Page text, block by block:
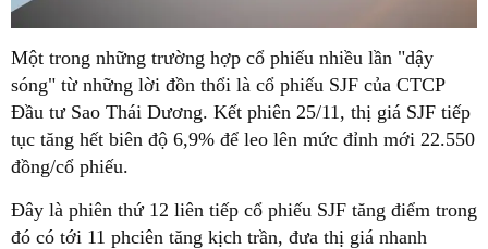
Một trong những trường hợp cổ phiếu nhiều lần "dậy
sóng" từ những lời đồn thổi là cổ phiếu SJF của CTCP
Đầu tư Sao Thái Dương. Kết phiên 25/11, thị giá SJF tiếp
tục tăng hết biên độ 6,9% để leo lên mức đỉnh mới 22.550
đồng/cổ phiếu.
Đây là phiên thứ 12 liên tiếp cổ phiếu SJF tăng điểm trong
đó có tới 11 phciên tăng kịch trần, đưa thị giá nhanh